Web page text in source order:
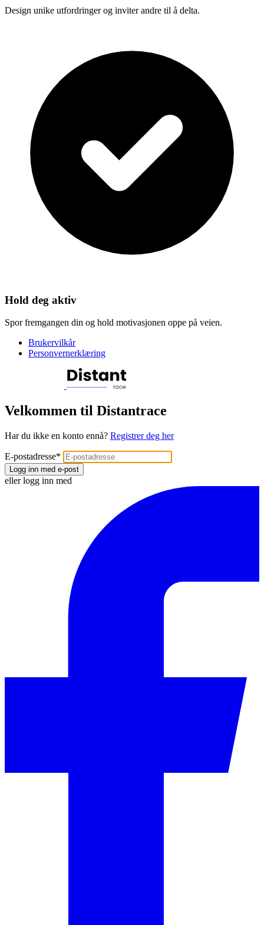
Design unike utfordringer og inviter andre til å delta.
Hold deg aktiv
Spor fremgangen din og hold motivasjonen oppe på veien.
Brukervilkår
Personvernerklæring
Velkommen til Distantrace
Har du ikke en konto ennå? Registrer deg her
E-postadresse*
Logg inn med e-post
eller logg inn med